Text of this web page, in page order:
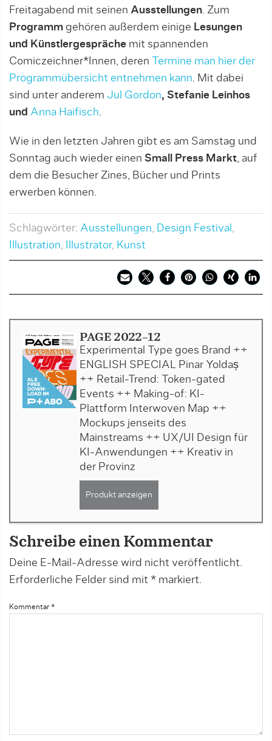
Freitagabend mit seinen Ausstellungen. Zum
Programm gehören außerdem einige Lesungen
und Künstlergespräche mit spannenden
Comiczeichner*Innen, deren
Termine man hier der
Programmübersicht entnehmen kann. Mit dabei
sind unter anderem Jul Gordon, Stefanie Leinhos
und Anna Haifisch.
Wie in den letzten Jahren gibt es am Samstag und
Sonntag auch wieder einen Small Press Markt, auf
dem die Besucher Zines, Bücher und Prints
erwerben können.
Schlagwörter: Ausstellungen, Design Festival ,
Illustration, Illustrator, Kunst
PAGE 2022-12
Experimental Type goes Brand ++
ENGLISH SPECIAL Pinar Yoldaș
++ Retail-Trend: Token-gated
Events ++ Making-of: KI-
Plattform Interwoven Map ++
Mockups jenseits des
Mainstreams ++ UX/UI Design für
KI-Anwendungen ++ Kreativ in
der Provinz
Produkt anzeigen
Schreibe einen Kommentar
Deine E-Mail-Adresse wird nicht veröffentlicht.
Erforderliche Felder sind mit * markiert.
Kommentar *